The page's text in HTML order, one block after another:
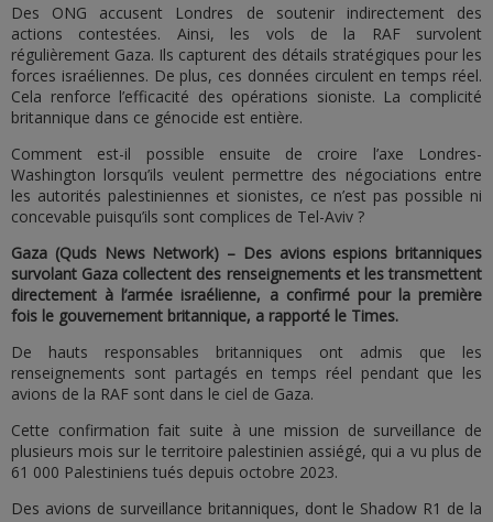
Des ONG accusent Londres de soutenir indirectement des
actions contestées. Ainsi, les vols de la RAF survolent
régulièrement Gaza. Ils capturent des détails stratégiques pour les
forces israéliennes. De plus, ces données circulent en temps réel.
Cela renforce l’efficacité des opérations sioniste. La complicité
britannique dans ce génocide est entière.
Comment est-il possible ensuite de croire l’axe Londres-
Washington lorsqu’ils veulent permettre des négociations entre
les autorités palestiniennes et sionistes, ce n’est pas possible ni
concevable puisqu’ils sont complices de Tel-Aviv ?
Gaza (Quds News Network) – Des avions espions britanniques
survolant Gaza collectent des renseignements et les transmettent
directement à l’armée israélienne, a confirmé pour la première
fois le gouvernement britannique, a rapporté le Times.
De hauts responsables britanniques ont admis que les
renseignements sont partagés en temps réel pendant que les
avions de la RAF sont dans le ciel de Gaza.
Cette confirmation fait suite à une mission de surveillance de
plusieurs mois sur le territoire palestinien assiégé, qui a vu plus de
61 000 Palestiniens tués depuis octobre 2023.
Des avions de surveillance britanniques, dont le Shadow R1 de la